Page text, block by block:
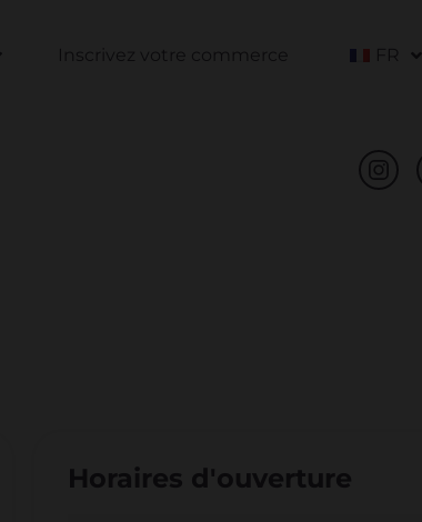
Inscrivez votre commerce FR
Horaires d'ouverture